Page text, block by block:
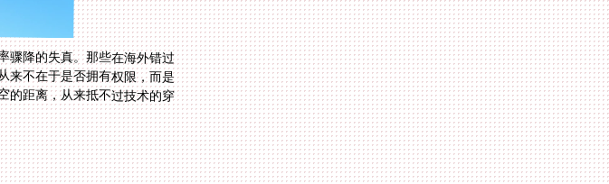
骤降的失真。那些在海外错过
来不在于是否拥有权限，而是
的距离，从来抵不过技术的穿